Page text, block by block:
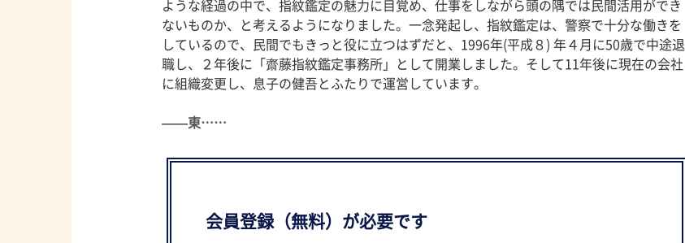
ような経過の中で、指紋鑑定の魅力に目覚め、仕事をしながら頭の隅では民間活用ができ
ないものか、と考えるようになりました。一念発起し、指紋鑑定は、警察で十分な働きを
しているので、民間でもきっと役に立つはずだと、1996年(平成８) 年４月に50歳で中途退
職し、２年後に「齋藤指紋鑑定事務所」として開業しました。そして11年後に現在の会社
に組織変更し、息子の健吾とふたりで運営しています。
——東……
会員登録（無料）が必要です